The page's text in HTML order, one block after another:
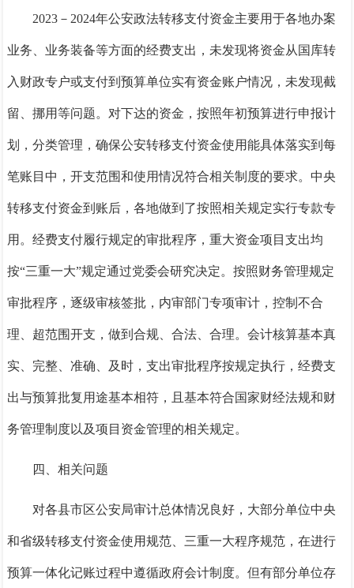
2023－2024年公安政法转移支付资金主要用于各地办案
业务、业务装备等方面的经费支出，未发现将资金从国库转
入财政专户或支付到预算单位实有资金账户情况，未发现截
留、挪用等问题。对下达的资金，按照年初预算进行申报计
划，分类管理，确保公安转移支付资金使用能具体落实到每
笔账目中，开支范围和使用情况符合相关制度的要求。中央
转移支付资金到账后，各地做到了按照相关规定实行专款专
用。经费支付履行规定的审批程序，重大资金项目支出均
按“三重一大”规定通过党委会研究决定。按照财务管理规定
审批程序，逐级审核签批，内审部门专项审计，控制不合
理、超范围开支，做到合规、合法、合理。会计核算基本真
实、完整、准确、及时，支出审批程序按规定执行，经费支
出与预算批复用途基本相符，且基本符合国家财经法规和财
务管理制度以及项目资金管理的相关规定。
四、相关问题
对各县市区公安局审计总体情况良好，大部分单位中央
和省级转移支付资金使用规范、三重一大程序规范 ，在进行
预算一体化记账过程中遵循政府会计制度。但有部分单位存